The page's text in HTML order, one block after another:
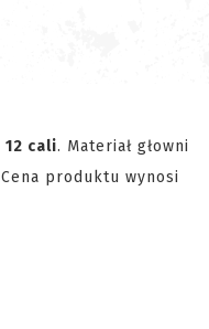
12 cali. Materiał głowni
Cena produktu wynosi